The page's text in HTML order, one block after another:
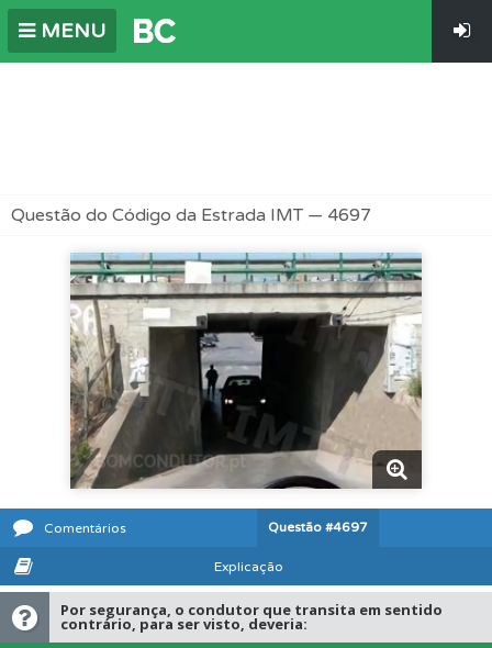
MENU
Questão do Código da Estrada IMT — 4697
Comentários Questão #4697
Explicação
Por segurança, o condutor que transita em sentido
contrário, para ser visto, deveria: